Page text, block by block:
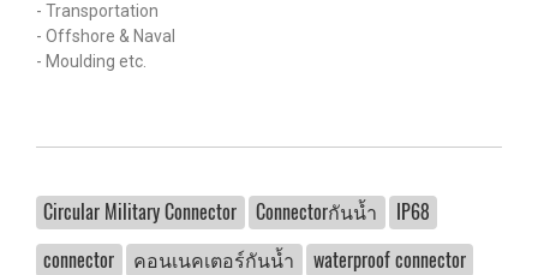
- Transportation
- Offshore & Naval
- Moulding etc.
Circular Military Connector Connectorกันน้ำ
IP68
connector
คอนเนคเตอร์กันน้ำ
waterproof connector